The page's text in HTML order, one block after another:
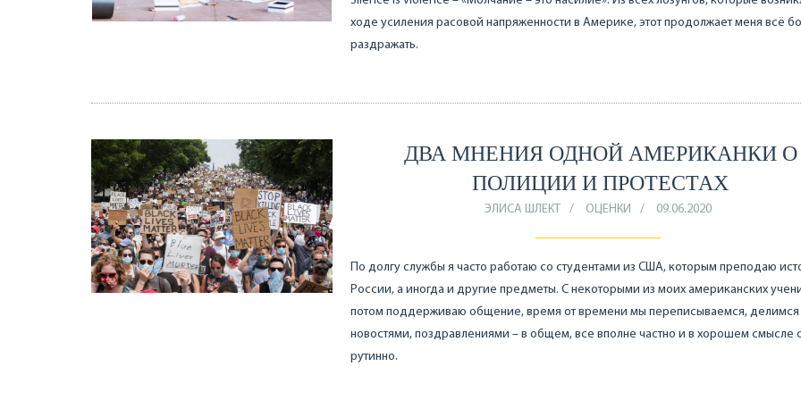
ходе усиления расовой напряженности в Америке, этот продолжает меня всё
раздражать.
ДВА МНЕНИЯ ОДНОЙ АМЕРИКАНКИ О
ПОЛИЦИИ И ПРОТЕСТАХ
ЭЛИСА ШЛЕКТ ОЦЕНКИ 09.06.2020
По долгу службы я часто работаю со студентами из США, которым преподаю
России, а иногда и другие предметы. С некоторыми из моих американских
потом поддерживаю общение, время от времени мы переписываемся, делимся
новостями, поздравлениями – в общем, все вполне частно и в хорошем смысле
рутинно.